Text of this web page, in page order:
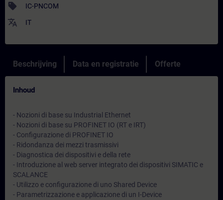
sell IC-PNCOM
translate IT
Beschrijving Data en registratie Offerte
Inhoud
- Nozioni di base su Industrial Ethernet
- Nozioni di base su PROFINET IO (RT e IRT)
- Configurazione di PROFINET IO
- Ridondanza dei mezzi trasmissivi
- Diagnostica dei dispositivi e della rete
- Introduzione al web server integrato dei dispositivi SIMATIC e
SCALANCE
- Utilizzo e configurazione di uno Shared Device
- Parametrizzazione e applicazione di un I-Device